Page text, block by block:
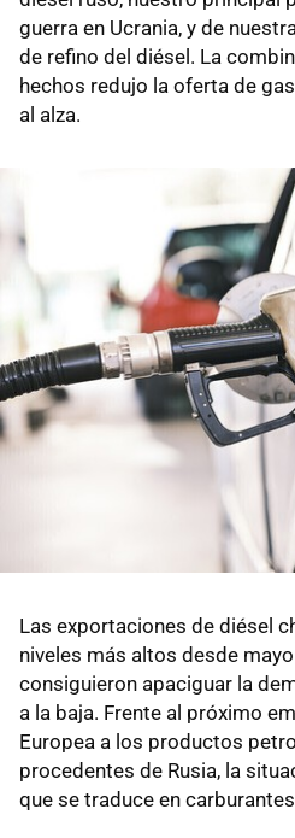
guerra en Ucrania, y de
de refino del diésel. La
hechos redujo la oferta de
al alza.
Las exportaciones de diésel
niveles más altos desde
consiguieron apaciguar la
a la baja. Frente al próximo
Europea a los productos
procedentes de Rusia, la
que se traduce en